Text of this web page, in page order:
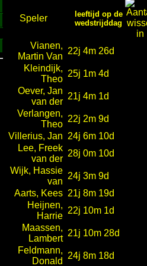
Speler
leeftijd op de
wedstrijddag
Vianen,
Martin Van
22j 4m 26d
Kleindijk,
Theo
25j 1m 4d
Oever, Jan
van der
21j 4m 1d
Verlangen,
Theo
22j 2m 9d
Villerius, Jan 24j 6m 10d
Lee, Freek
van der
28j 0m 10d
Wijk, Hassie
van
24j 3m 9d
Aarts, Kees 21j 8m 19d
Heijnen,
Harrie
22j 10m 1d
Maassen,
Lambert
21j 10m 28d
Feldmann,
Donald
24j 8m 18d